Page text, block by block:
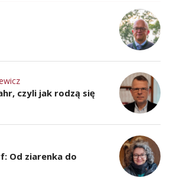
czyli jak rodzą się
Od ziarenka do